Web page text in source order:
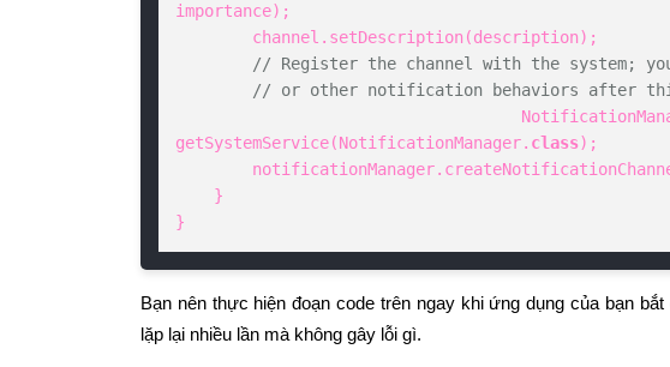
importance);
// Register the channel with the system;
// or other notification behaviors after
getSystemService(NotificationManager. class);
}
Bạn nên thực hiện đoạn code trên ngay khi ứng dụng của bạn
lặp lại nhiều lần mà không gây lỗi gì.